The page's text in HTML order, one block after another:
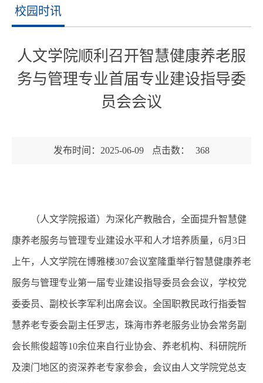
校园时讯
人文学院顺利召开智慧健康养老服
务与管理专业首届专业建设指导委
员会会议
发布时间：2025-06-09 点击数： 368
（人文学院报道）为深化产教融合，全面提升智慧健
康养老服务与管理专业建设水平和人才培养质量，6月3日
上午，人文学院在博雅楼307会议室隆重举行智慧健康养老
服务与管理专业第一届专业建设指导委员会会议，学校党
委委员、副校长李军利出席会议。全国职教民政行指委智
慧养老专委会副主任罗志，珠海市养老服务业协会常务副
会长熊俊超等10余位来自行业协会、养老机构、科研院所
及澳门地区的资深养老专家参会，会议由人文学院党总支